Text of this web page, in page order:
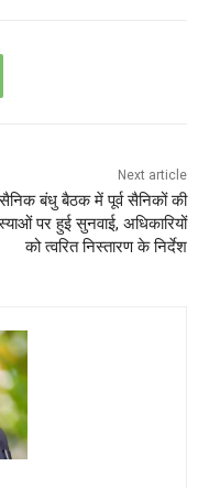
Next article
बंधु बैठक में पूर्व सैनिकों की
पर हुई सुनवाई, अधिकारियों
को त्वरित निस्तारण के निर्देश